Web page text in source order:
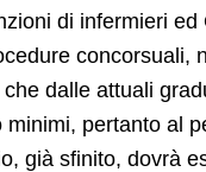
di infermieri ed
concorsuali,
dalle attuali
minimi, pertanto al
già sfinito, dovrà